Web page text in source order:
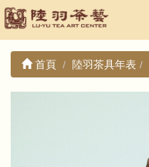
首頁 陸羽茶具年表